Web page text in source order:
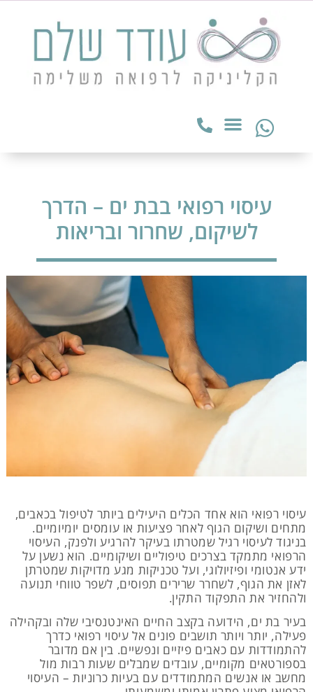
עיסוי רפואי בבת ים – הדרך
לשיקום, שחרור ובריאות
עיסוי רפואי הוא אחד הכלים היעילים ביותר לטיפול בכאבים,
מתחים ושיקום הגוף לאחר פציעות או עומסים יומיומיים.
בניגוד לעיסוי רגיל שמטרתו בעיקר להרגיע ולפנק, העיסוי
הרפואי מתמקד בצרכים טיפוליים ושיקומיים. הוא נשען על
ידע אנטומי ופיזיולוגי, ועל טכניקות מגע מדויקות שמטרתן
לאזן את הגוף, לשחרר שרירים תפוסים, לשפר טווחי תנועה
ולהחזיר את התפקוד התקין.
בעיר בת ים, הידועה בקצב החיים האינטנסיבי שלה ובקהילה
פעילה, יותר ויותר תושבים פונים אל עיסוי רפואי כדרך
להתמודדות עם כאבים פיזיים ונפשיים. בין אם מדובר
בספורטאים מקומיים, עובדים שמבלים שעות רבות מול
מחשב או אנשים המתמודדים עם בעיות כרוניות – העיסוי